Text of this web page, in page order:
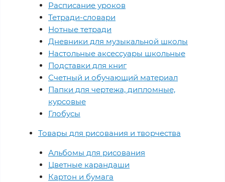
Расписание уроков
Тетради-словари
Нотные тетради
Дневники для музыкальной школы
Настольные аксессуары школьные
Подставки для книг
Счетный и обучающий материал
Папки для чертежа, дипломные,
курсовые
Глобусы
Товары для рисования и творчества
Альбомы для рисования
Цветные карандаши
Картон и бумага